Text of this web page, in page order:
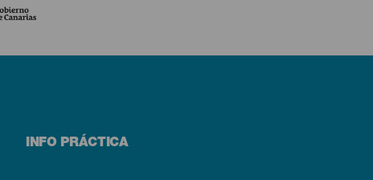
INFO PRÁCTICA